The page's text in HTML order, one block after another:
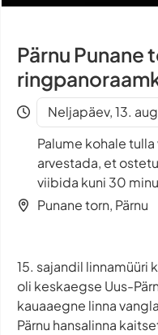
Pärnu Punane
Neljapäev, 13.
Palume kohale
arvestada, et
viibida kuni 30
Punane torn, Pärnu
15. sajandil linnamüüri
oli keskaegse Uus-
kauaaegne linna
Pärnu hansalinna